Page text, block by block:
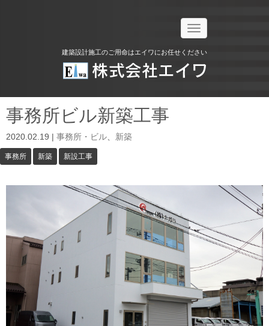
N
a
i
g
a
建築設計施工のご用命はエイワにお任せください
事務所ビル新築工事
2020.02.19 | 事務所・ビル 新築
事務所 新築 新設工事